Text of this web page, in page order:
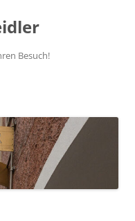
Besuch!